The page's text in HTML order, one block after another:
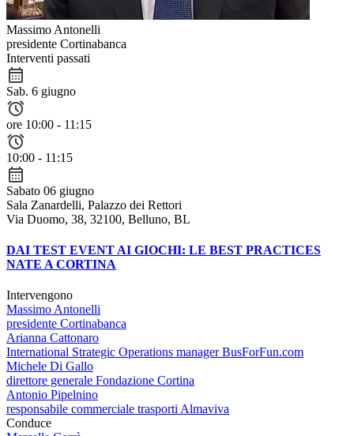
Massimo Antonelli
presidente Cortinabanca
Interventi passati
Sab. 6 giugno
ore 10:00 - 11:15
10:00 - 11:15
Sabato 06 giugno
Sala Zanardelli, Palazzo dei Rettori
Via Duomo, 38, 32100, Belluno, BL
DAI TEST EVENT AI GIOCHI: LE BEST PRACTICES
NATE A CORTINA
Intervengono
Massimo Antonelli
presidente Cortinabanca
Arianna Cattonaro
International Strategic Operations manager BusForFun.com
Michele Di Gallo
direttore generale Fondazione Cortina
Antonio Pipelnino
responsabile commerciale trasporti Almaviva
Conduce